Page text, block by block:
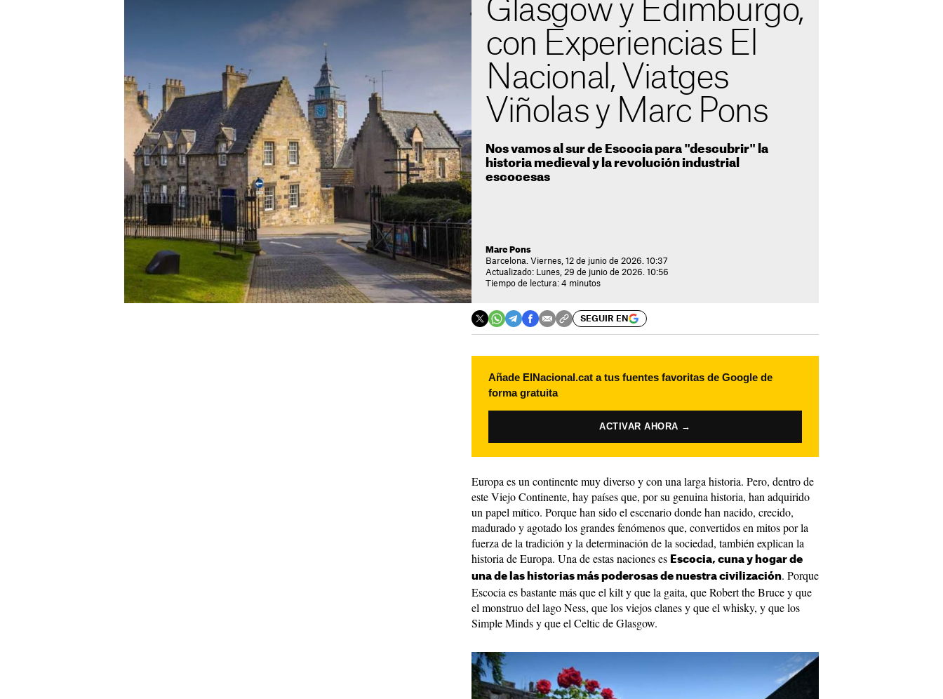
Glasgow y Edimburgo,
con Experiencias El
Nacional, Viatges
Viñolas y Marc Pons
Nos vamos al sur de Escocia para "descubrir" la
historia medieval y la revolución industrial
escocesas
Marc Pons
Barcelona. Viernes, 12 de junio de 2026. 10:37
Actualizado: Lunes, 29 de junio de 2026. 10:56
Tiempo de lectura: 4 minutos
SEGUIR EN
Añade ElNacional.cat a tus fuentes favoritas de Google de
forma gratuita
ACTIVAR AHORA →
Europa es un continente muy diverso y con una larga historia. Pero, dentro de
este Viejo Continente, hay países que, por su genuina historia, han adquirido
un papel mítico. Porque han sido el escenario donde han nacido, crecido,
madurado y agotado los grandes fenómenos que, convertidos en mitos por la
fuerza de la tradición y la determinación de la sociedad, también explican la
historia de Europa. Una de estas naciones es Escocia, cuna y hogar de
una de las historias más poderosas de nuestra civilización. Porque
Escocia es bastante más que el kilt y que la gaita, que Robert the Bruce y que
el monstruo del lago Ness, que los viejos clanes y que el whisky, y que los
Simple Minds y que el Celtic de Glasgow.